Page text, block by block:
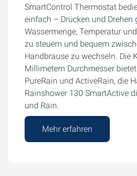
SmartControl Thermostat
einfach – Drücken und Drehen
Wassermenge, Temperatur
zu steuern und bequem
Handbrause zu wechseln. Die
Millimetern Durchmesser
PureRain und ActiveRain, die
Rainshower 130 SmartActive
und Rain.
Mehr erfahren